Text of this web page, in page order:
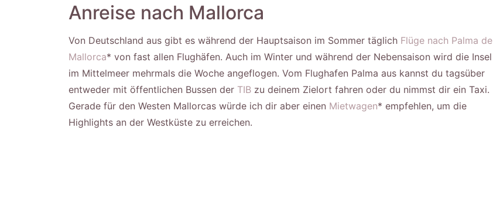
Anreise nach Mallorca
Von Deutschland aus gibt es während der Hauptsaison im Sommer täglich Flüge nach Palma de
Mallorca* von fast allen Flughäfen. Auch im Winter und während der Nebensaison wird die Insel
im Mittelmeer mehrmals die Woche angeflogen. Vom Flughafen Palma aus kannst du tagsüber
entweder mit öffentlichen Bussen der TIB zu deinem Zielort fahren oder du nimmst dir ein Taxi.
Gerade für den Westen Mallorcas würde ich dir aber einen Mietwagen* empfehlen, um die
Highlights an der Westküste zu erreichen.